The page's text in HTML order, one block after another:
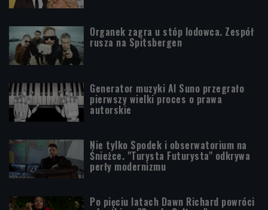
Organek zagra u stóp lodowca. Zespół
rusza na Spitsbergen
Generator muzyki AI Suno przegrało
pierwszy wielki proces o prawa
autorskie
Nie tylko Spodek i obserwatorium na
Śnieżce. "Turysta Futurysta" odkrywa
perły modernizmu
Po pięciu latach Dawn Richard powróci